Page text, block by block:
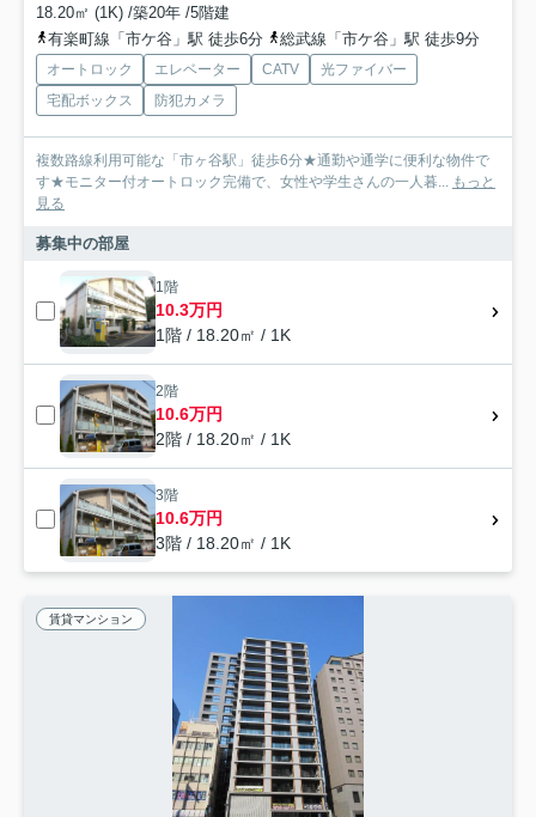
18.20㎡ (1K) /築20年 /5階建
有楽町線「市ケ谷」駅 徒歩6分
総武線「市ケ谷」駅 徒歩9分
オートロック エレベーター CATV
光ファイバー
宅配ボックス
防犯カメラ
複数路線利用可能な「市ヶ谷駅」徒歩6分★通勤や通学に便利な物件で
す★モニター付オートロック完備で、女性や学生さんの一人暮...
もっと
見る
募集中の部屋
1階
10.3万円
1階 / 18.20㎡ / 1K
2階
10.6万円
2階 / 18.20㎡ / 1K
3階
10.6万円
3階 / 18.20㎡ / 1K
賃貸マンション